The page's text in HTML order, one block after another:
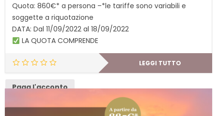
Quota: 860€* a persona –*le tariffe sono variabili e
soggette a riquotazione
DATA: Dal 11/09/2022 al 18/09/2022
LA QUOTA COMPRENDE
LEGGI TUTTO
Paga l'acconto